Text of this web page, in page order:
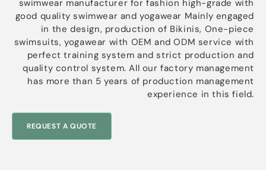
swimwear manufacturer for fashion high-grade with
good quality swimwear and yogawear Mainly engaged
in the design, production of Bikinis, One-piece
swimsuits,yogawear with OEM and ODM service with
perfect training system and strict production and
quality control system.All our factory management
has more than 5 years of production management
experience in this field.
REQUEST A QUOTE